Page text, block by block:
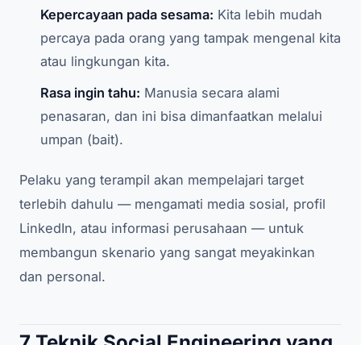
Kepercayaan pada sesama: Kita lebih mudah
percaya pada orang yang tampak mengenal kita
atau lingkungan kita.
Rasa ingin tahu: Manusia secara alami
penasaran, dan ini bisa dimanfaatkan melalui
umpan (bait).
Pelaku yang terampil akan mempelajari target
terlebih dahulu — mengamati media sosial, profil
LinkedIn, atau informasi perusahaan — untuk
membangun skenario yang sangat meyakinkan
dan personal.